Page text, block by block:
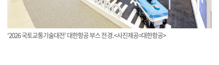
‘2026 국토교통기술대전’ 대한항공 부스 전경.<사진제공=대한항공>